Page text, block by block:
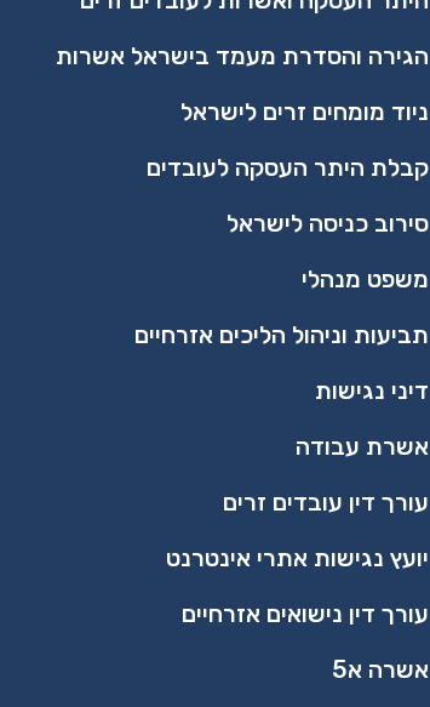
הגירה והסדרת מעמד בישראל אשרות
ניוד מומחים זרים לישראל
קבלת היתר העסקה לעובדים
סירוב כניסה לישראל
משפט מנהלי​
תביעות וניהול הליכים אזרחיים
דיני נגישות
אשרת עבודה
עורך דין עובדים זרים
יועץ נגישות אתרי אינטרנט
עורך דין נישואים אזרחיים
אשרה א5